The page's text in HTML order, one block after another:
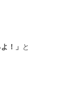
！」 と